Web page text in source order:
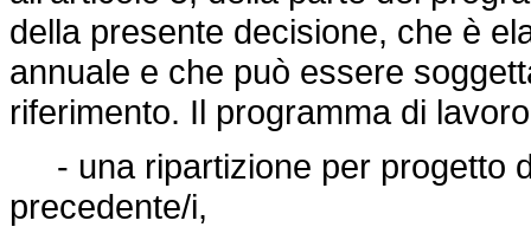
della presente decisione, che è
annuale e che può essere
riferimento. Il programma di
- una ripartizione per progetto
precedente/i,